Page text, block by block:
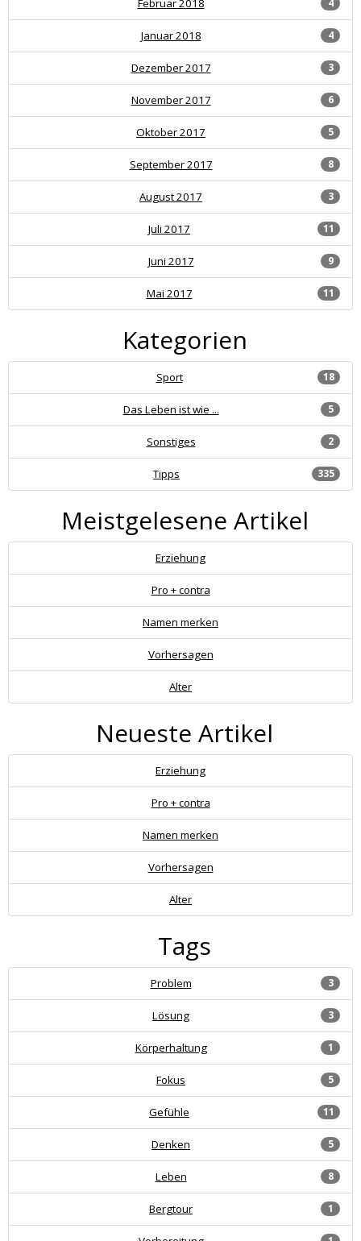
Februar 2018
4
Januar 2018
3
Dezember 2017
6
November 2017
5
Oktober 2017
8
September 2017
3
August 2017
11
Juli 2017
9
Juni 2017
11
Mai 2017
Kategorien
18
Sport
5
Das Leben ist wie ...
2
Sonstiges
335
Tipps
Meistgelesene Artikel
Erziehung
Pro + contra
Namen merken
Vorhersagen
Alter
Neueste Artikel
Erziehung
Pro + contra
Namen merken
Vorhersagen
Alter
Tags
3
Problem
3
Lösung
1
Körperhaltung
5
Fokus
11
Gefühle
5
Denken
8
Leben
1
Bergtour